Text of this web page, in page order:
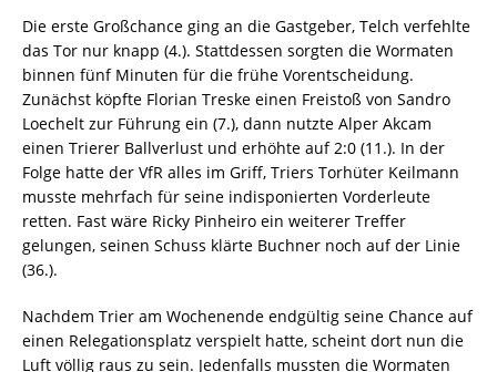
Die erste Großchance ging an die Gastgeber, Telch verfehlte
das Tor nur knapp (4.). Stattdessen sorgten die Wormaten
binnen fünf Minuten für die frühe Vorentscheidung.
Zunächst köpfte Florian Treske einen Freistoß von Sandro
Loechelt zur Führung ein (7.), dann nutzte Alper Akcam
einen Trierer Ballverlust und erhöhte auf 2:0 (11.). In der
Folge hatte der VfR alles im Griff, Triers Torhüter Keilmann
musste mehrfach für seine indisponierten Vorderleute
retten. Fast wäre Ricky Pinheiro ein weiterer Treffer
gelungen, seinen Schuss klärte Buchner noch auf der Linie
(36.).
Nachdem Trier am Wochenende endgültig seine Chance auf
einen Relegationsplatz verspielt hatte, scheint dort nun die
Luft völlig raus zu sein. Jedenfalls mussten die Wormaten